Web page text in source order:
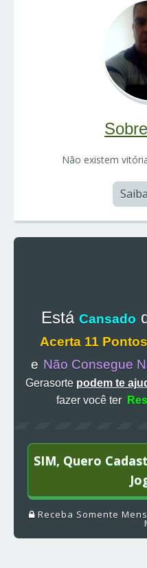
Não existem
Está Cansado
Acerta 11 Pontos
e Não Consegue
Gerasorte podem te
fazer você ter
SIM, Quero
Receba Somente